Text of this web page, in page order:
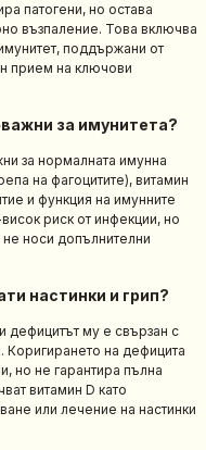
патогени, но остава
възпаление. Това включва
поддържани от
прием на ключови
за имунитета?
за нормалната имунна
на фагоцитите), витамин
и функция на имунните
риск от инфекции, но
носи допълнителни
настинки и грип?
дефицитът му е свързан с
Коригирането на дефицита
но не гарантира пълна
витамин D като
или лечение на настинки